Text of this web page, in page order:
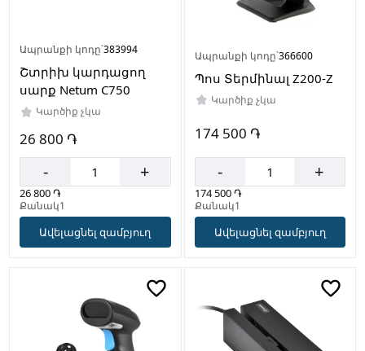
Ապրանքի կոդը՝383994
Շտրիխ կարդացող
սարք Netum C750
Կարծիք չկա
26 800 ֏
- +
26 800 ֏
Քանակ1
Ավելացնել զամբյուղ
Ապրանքի կոդը՝366600
Պոս Տերմինալ Z200-Z
Կարծիք չկա
174 500 ֏
- +
174 500 ֏
Քանակ1
Ավելացնել զամբյուղ